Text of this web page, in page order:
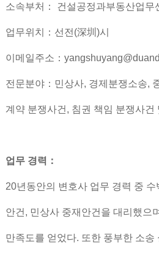
소속부처： 건설공정과부동산업무
업무위치：선전(深圳)시
이메일주소：
전문분야：민상사, 경제분쟁소송,
계약 분쟁사건, 침권 책임 분쟁사건
업무 경력：
20년동안의 변호사 업무 경력 중
안건, 민상사 중재안건을 대리했으
만족도를 얻었다. 또한 풍부한 소송